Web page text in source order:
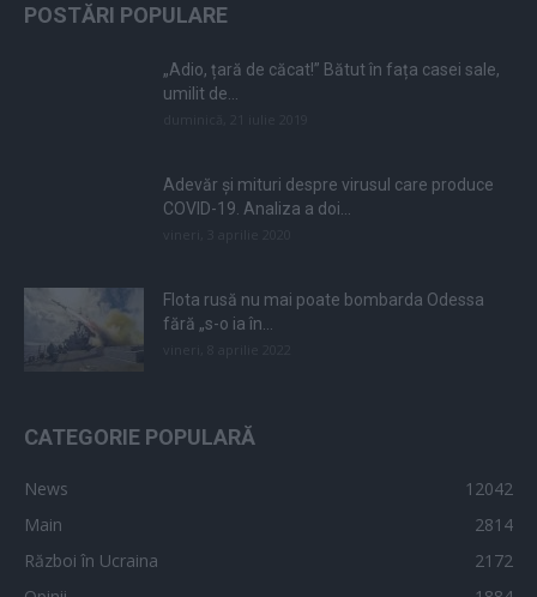
POSTĂRI POPULARE
„Adio, țară de căcat!” Bătut în fața casei sale,
umilit de...
Adevăr și mituri despre virusul care produce
COVID-19. Analiza a doi...
Flota rusă nu mai poate bombarda Odessa
fără „s-o ia în...
CATEGORIE POPULARĂ
News
12042
Main
2814
Război în Ucraina
2172